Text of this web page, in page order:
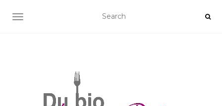
AFFICHER/MASQUER LA NAVIGATION